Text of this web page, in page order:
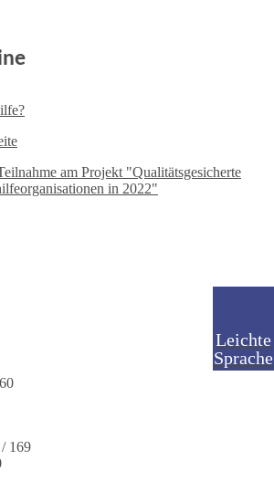
Leichte
Sprache
169